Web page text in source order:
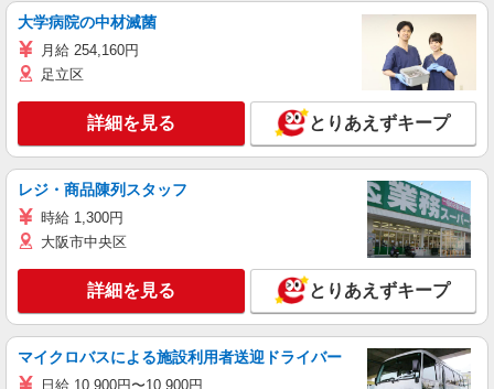
大学病院の中材滅菌
月給 254,160円
足立区
詳細を見る とりあえずキープ
レジ・商品陳列スタッフ
時給 1,300円
大阪市中央区
詳細を見る とりあえずキープ
マイクロバスによる施設利用者送迎ドライバー
日給 10,900円〜10,900円